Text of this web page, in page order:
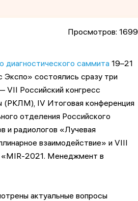
Просмотров: 1699
диагностического саммита 19–21
состоялись сразу три
VII Российский конгресс
(РКЛМ), IV Итоговая конференция
отделения Российского
и радиологов «Лучевая
взаимодействие» и VIII
2021. Менеджмент в
актуальные вопросы